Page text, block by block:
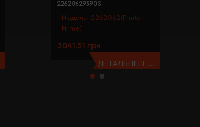
Модель: 2262062(Printer
Prime)
22620629390S
3041.51 грн
ДЕТАЛЬНІШЕ...